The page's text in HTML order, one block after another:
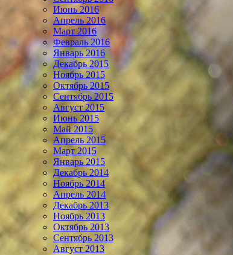
Июнь 2016
Апрель 2016
Март 2016
Февраль 2016
Январь 2016
Декабрь 2015
Ноябрь 2015
Октябрь 2015
Сентябрь 2015
Август 2015
Июнь 2015
Май 2015
Апрель 2015
Март 2015
Январь 2015
Декабрь 2014
Ноябрь 2014
Апрель 2014
Декабрь 2013
Ноябрь 2013
Октябрь 2013
Сентябрь 2013
Август 2013